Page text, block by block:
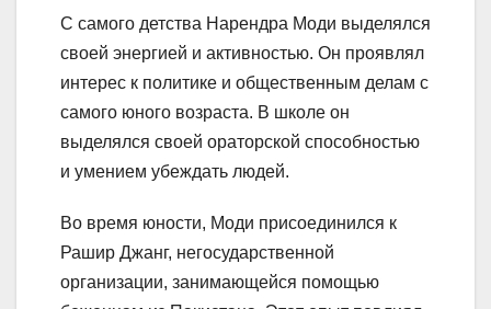
С самого детства Нарендра Моди выделялся
своей энергией и активностью. Он проявлял
интерес к политике и общественным делам с
самого юного возраста. В школе он
выделялся своей ораторской способностью
и умением убеждать людей.
Во время юности, Моди присоединился к
Рашир Джанг, негосударственной
организации, занимающейся помощью